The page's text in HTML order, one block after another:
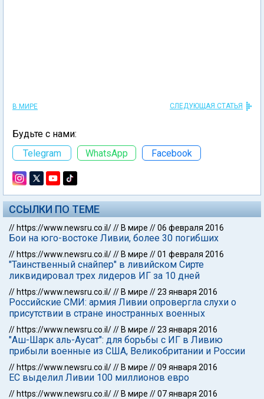
В МИРЕ СЛЕДУЮЩАЯ СТАТЬЯ
Будьте с нами:
Telegram
WhatsApp Facebook
ССЫЛКИ ПО ТЕМЕ
// https://www.newsru.co.il/// В мире //06 февраля 2016
Бои на юго-востоке Ливии, более 30 погибших
// https://www.newsru.co.il/// В мире //01 февраля 2016
"Таинственный снайпер" в ливийском Сирте
ликвидировал трех лидеров ИГ за 10 дней
// https://www.newsru.co.il/// В мире //23 января 2016
Российские СМИ: армия Ливии опровергла слухи о
присутствии в стране иностранных военных
// https://www.newsru.co.il/// В мире //23 января 2016
"Аш-Шарк аль-Аусат": для борьбы с ИГ в Ливию
прибыли военные из США, Великобритании и России
// https://www.newsru.co.il/// В мире //09 января 2016
ЕС выделил Ливии 100 миллионов евро
// https://www.newsru.co.il/// В мире //07 января 2016